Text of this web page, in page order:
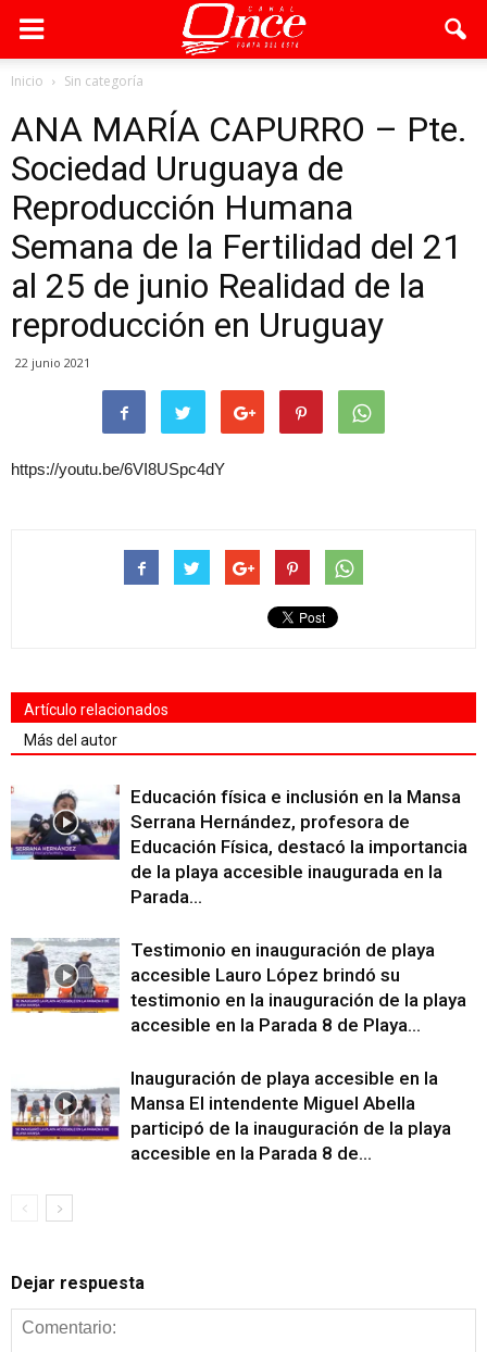
Inicio Sin categoría
ANA MARÍA CAPURRO – Pte.
Sociedad Uruguaya de
Reproducción Humana
Semana de la Fertilidad del 21
al 25 de junio Realidad de la
reproducción en Uruguay
22 junio 2021
https://youtu.be/6VI8USpc4dY
Artículo relacionados
Más del autor
Educación física e inclusión en la Mansa
Serrana Hernández, profesora de
Educación Física, destacó la importancia
de la playa accesible inaugurada en la
Parada...
Testimonio en inauguración de playa
accesible Lauro López brindó su
testimonio en la inauguración de la playa
accesible en la Parada 8 de Playa...
Inauguración de playa accesible en la
Mansa El intendente Miguel Abella
participó de la inauguración de la playa
accesible en la Parada 8 de...
Dejar respuesta